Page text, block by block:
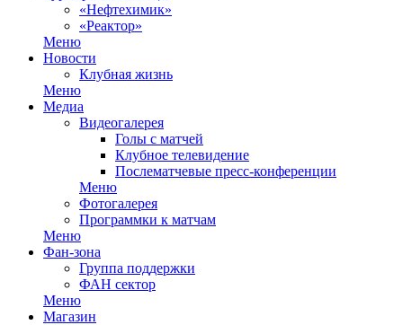
«Нефтехимик»
«Реактор»
Меню
Новости
Клубная жизнь
Меню
Медиа
Видеогалерея
Голы с матчей
Клубное телевидение
Послематчевые пресс-конференции
Меню
Фотогалерея
Программки к матчам
Меню
Фан-зона
Группа поддержки
ФАН сектор
Меню
Магазин